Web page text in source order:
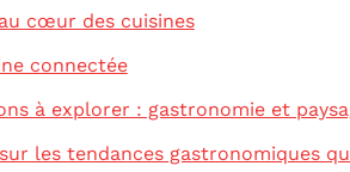
cœur des cuisines
connectée
à explorer : gastronomie et
les tendances gastronomiques